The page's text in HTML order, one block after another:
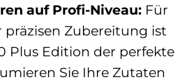
auf Profi-Niveau:Für
präzisen Zubereitung ist
Plus Edition der perfekte
Sie Ihre Zutaten